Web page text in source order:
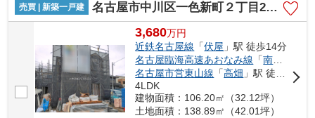
売買 | 新築一戸建 名古屋市中川区一色新町２丁目205【仲介手数料無料】新築一戸建て 4号棟
3,680万円
近鉄名古屋線 「伏屋 」駅 徒歩14分
名古屋臨海高速あおなみ線 「南荒子
名古屋市営東山線 「高畑 」駅 徒歩42分
4LDK
建物面積：106.20㎡（32.12坪）
土地面積：138.89㎡（42.01坪）